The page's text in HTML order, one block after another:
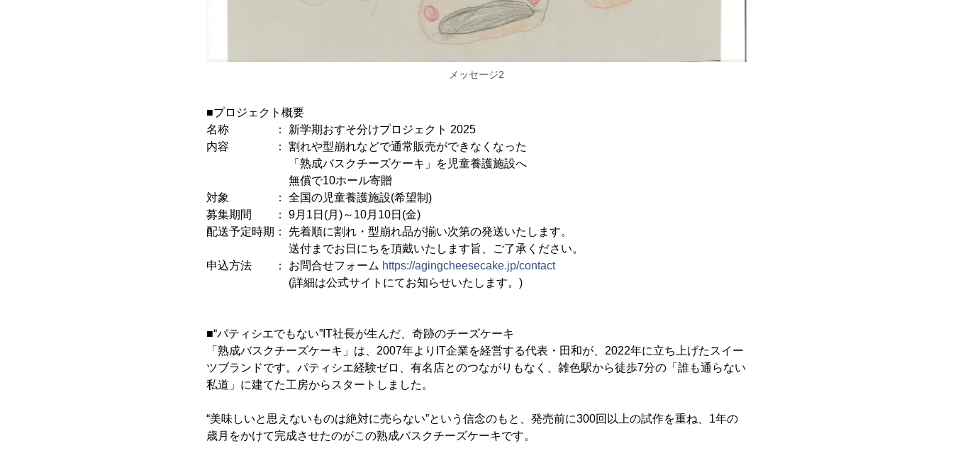
メッセージ2
■プロジェクト概要
名称 ： 新学期おすそ分けプロジェクト 2025
内容 ： 割れや型崩れなどで通常販売ができなくなった
「熟成バスクチーズケーキ」を児童養護施設へ
無償で10ホール寄贈
対象 ： 全国の児童養護施設(希望制)
募集期間 ： 9月1日(月)～10月10日(金)
配送予定時期： 先着順に割れ・型崩れ品が揃い次第の発送いたします。
送付までお日にちを頂戴いたします旨、ご了承ください。
申込方法 ： お問合せフォーム https://agingcheesecake.jp/contact
(詳細は公式サイトにてお知らせいたします。)
■“パティシエでもない”IT社長が生んだ、奇跡のチーズケーキ
「熟成バスクチーズケーキ」は、2007年よりIT企業を経営する代表・田和が、2022年に立ち上げたスイー
ツブランドです。パティシエ経験ゼロ、有名店とのつながりもなく、雑色駅から徒歩7分の「誰も通らない
私道」に建てた工房からスタートしました。
“美味しいと思えないものは絶対に売らない”という信念のもと、発売前に300回以上の試作を重ね、1年の
歳月をかけて完成させたのがこの熟成バスクチーズケーキです。